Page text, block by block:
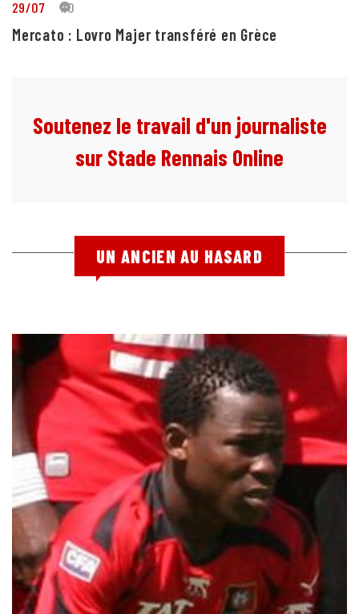
29/07 10
Mercato : Lovro Majer transféré en Grèce
Soutenez le travail d'un journaliste
sur Stade Rennais Online
UN ANCIEN AU HASARD